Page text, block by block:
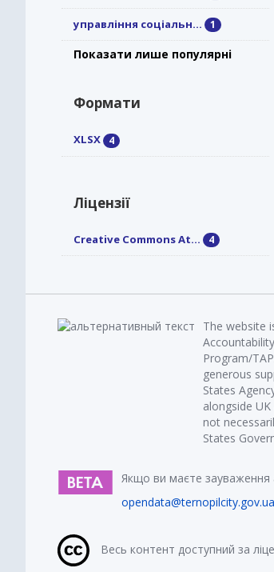
управління соціальн... 1
Показати лише популярні
Формати
XLSX 4
Ліцензії
Creative Commons At... 4
The website
Program/
generous
States
alongside
not
States
Якщо ви маєте зауваження
opendata@ternopilcity.gov.ua
Весь контент доступний за